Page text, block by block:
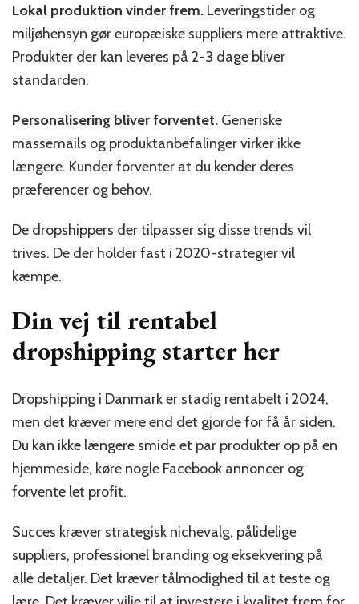
Lokal produktion vinder frem. Leveringstider og
miljøhensyn gør europæiske suppliers mere attraktive.
Produkter der kan leveres på 2-3 dage bliver
standarden.
Personalisering bliver forventet. Generiske
massemails og produktanbefalinger virker ikke
længere. Kunder forventer at du kender deres
præferencer og behov.
De dropshippers der tilpasser sig disse trends vil
trives. De der holder fast i 2020-strategier vil
kæmpe.
Din vej til rentabel
dropshipping starter her
Dropshipping i Danmark er stadig rentabelt i 2024,
men det kræver mere end det gjorde for få år siden.
Du kan ikke længere smide et par produkter op på en
hjemmeside, køre nogle Facebook annoncer og
forvente let profit.
Succes kræver strategisk nichevalg, pålidelige
suppliers, professionel branding og eksekvering på
alle detaljer. Det kræver tålmodighed til at teste og